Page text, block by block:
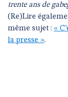
trente ans de
(Re)Lire
même sujet : «
la presse ».